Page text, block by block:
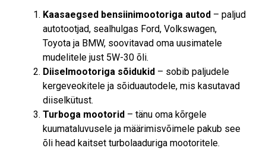
Kaasaegsed bensiinimootoriga autod – paljud
autotootjad, sealhulgas Ford, Volkswagen,
Toyota ja BMW, soovitavad oma uusimatele
mudelitele just 5W-30 õli.
Diiselmootoriga sõidukid – sobib paljudele
kergeveokitele ja sõiduautodele, mis kasutavad
diiselkütust.
Turboga mootorid – tänu oma kõrgele
kuumataluvusele ja määrimisvõimele pakub see
õli head kaitset turbolaaduriga mootoritele.